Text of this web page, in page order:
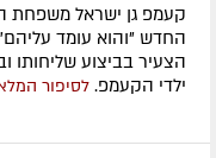
קעמפ גן ישראל משפחת
החדש "והוא עומד
הצעיר בביצוע שליחותו
ילדי הקעמפ. לסיפור